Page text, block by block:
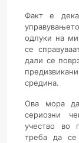
Факт е
одлуки на
се
дали се
средина.
Ова мора
сериозни
учество во
треба да се